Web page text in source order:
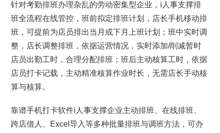
针对考勤排班办理杂乱的劳动密集型企业，i人事支撑排
班全流程在线管控，班前拟定排班计划，店长手机移动排
班，可提前为店员排出当月或下月上班计划；班中实时调
整，店长调整排班，依据运营情况，实时添加/削减暂时
店员出勤工时，合理分配排班；班后主动核算工时，依据
店员打卡记载，主动精准核算作业时长，无需店长手动核
算与核算。
靠谱手机打卡软件i人事支撑企业主动排班、在线排班、
跨店借人、Excel导入等多种批量排班与调班方法，可办